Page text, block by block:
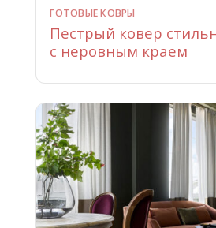
ГОТОВЫЕ КОВРЫ
Пестрый ковер
с неровным краем